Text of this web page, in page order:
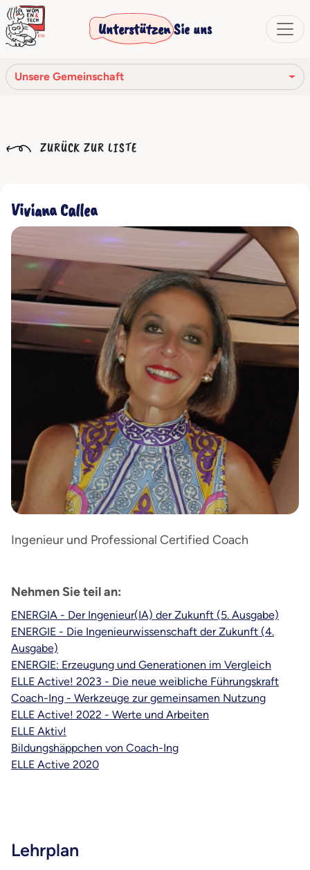
Unterstützen Sie uns
Unsere Gemeinschaft
Unsere Geschichte
Unsere Gemeinschaft
ZURÜCK ZUR LISTE
Viviana Callea
Ingenieur und Professional Certified Coach
Nehmen Sie teil an:
ENERGIA - Der Ingenieur(IA) der Zukunft (5. Ausgabe)
ENERGIE - Die Ingenieurwissenschaft der Zukunft (4.
Ausgabe)
ENERGIE: Erzeugung und Generationen im Vergleich
ELLE Active! 2023 - Die neue weibliche Führungskraft
Coach-Ing - Werkzeuge zur gemeinsamen Nutzung
ELLE Active! 2022 - Werte und Arbeiten
ELLE Aktiv!
Bildungshäppchen von Coach-Ing
ELLE Active 2020
Lehrplan